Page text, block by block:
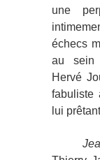
une
échecs
au sein
Hervé
fabuliste
lui